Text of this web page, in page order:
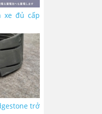
xe đủ cấp
trở